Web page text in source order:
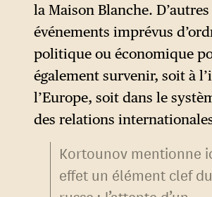
la Maison Blanche. D’autres
événements imprévus
politique ou économique
également survenir, soit à
l’Europe, soit dans le
des relations
Kortounov mentionne
effet un élément clef